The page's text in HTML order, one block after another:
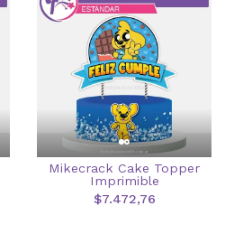
Mikecrack Cake Topper
Imprimible
$7.472,76